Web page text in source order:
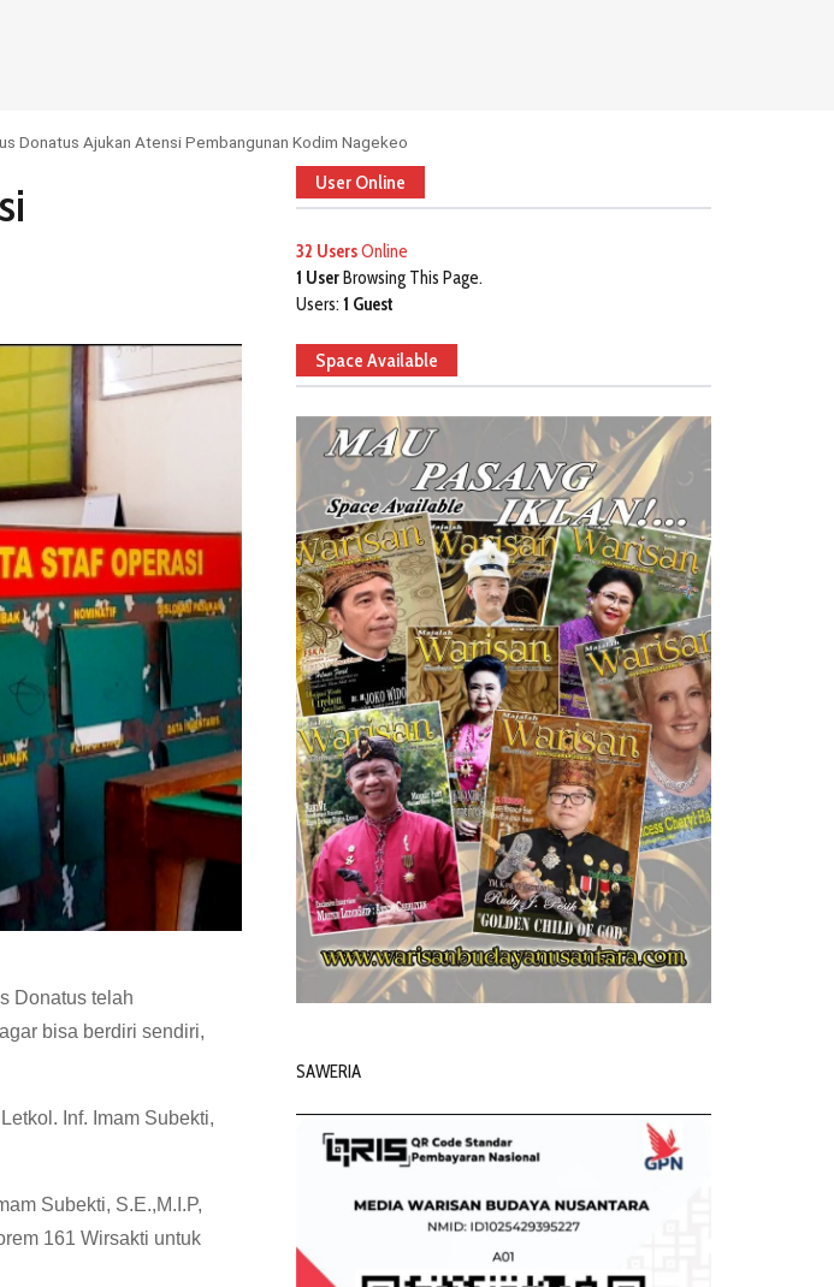
Donatus Ajukan Atensi Pembangunan Kodim Nagekeo
Donatus telah
bisa berdiri sendiri,
Inf. Imam Subekti,
Subekti, S.E.,M.I.P,
161 Wirsakti untuk
User Online
32 UsersOnline
1 UserBrowsing This Page.
Users: 1 Guest
Space Available
SAWERIA